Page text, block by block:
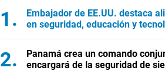
Embajador de EE.UU. destaca
en seguridad, educación y
Panamá crea un comando
encargará de la seguridad de